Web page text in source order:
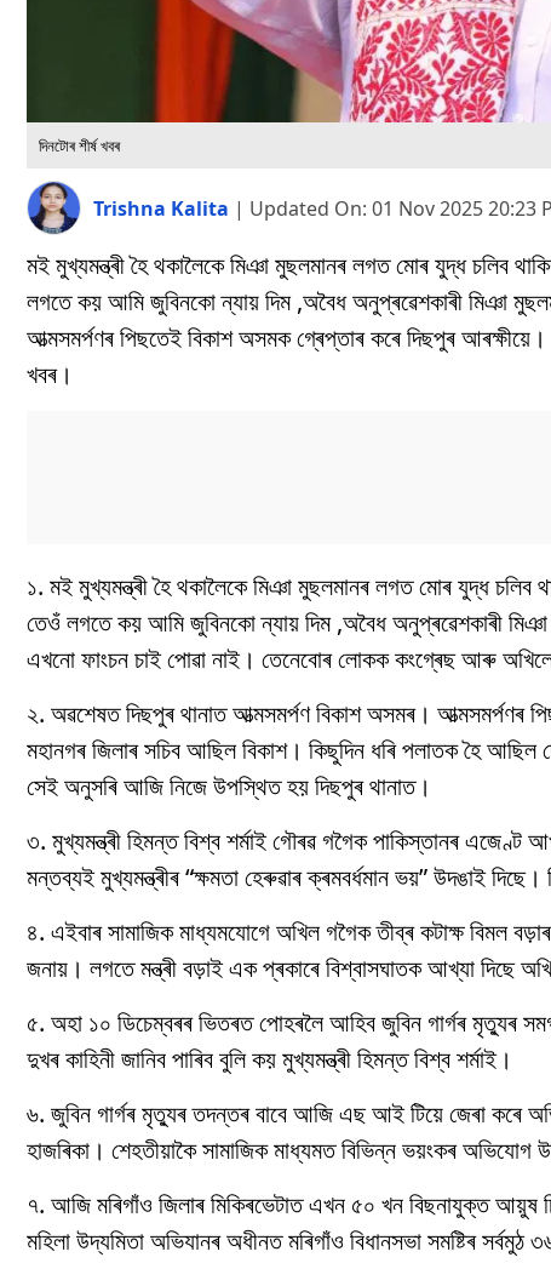
দিনটোৰ শীৰ্ষ খবৰ
Trishna Kalita | Updated On: 01 Nov 2025 20:23
মই মুখ্যমন্ত্ৰী হৈ থকালৈকে মিঞা মুছলমানৰ লগত মোৰ যুদ্ধ চলিব
লগতে কয় আমি জুবিনকো ন্যায় দিম ,অবৈধ অনুপ্ৰৱেশকাৰী মিঞা
আত্মসমৰ্পণৰ পিছতেই বিকাশ অসমক গ্ৰেপ্তাৰ কৰে দিছপুৰ
খবৰ।
১. মই মুখ্যমন্ত্ৰী হৈ থকালৈকে মিঞা মুছলমানৰ লগত মোৰ যুদ্ধ চলিব
তেওঁ লগতে কয় আমি জুবিনকো ন্যায় দিম ,অবৈধ অনুপ্ৰৱেশকাৰী মিঞা
এখনো ফাংচন চাই পোৱা নাই। তেনেবোৰ লোকক কংগ্ৰেছ আৰু অখিলে
২. অৱশেষত দিছপুৰ থানাত আত্মসমৰ্পণ বিকাশ অসমৰ। আত্মসমৰ্পণৰ
মহানগৰ জিলাৰ সচিব আছিল বিকাশ। কিছুদিন ধৰি পলাতক হৈ
সেই অনুসৰি আজি নিজে উপস্থিত হয় দিছপুৰ থানাত।
৩. মুখ্যমন্ত্ৰী হিমন্ত বিশ্ব শৰ্মাই গৌৰৱ গগৈক পাকিস্তানৰ এজেণ্ট
মন্তব্যই মুখ্যমন্ত্ৰীৰ “ক্ষমতা হেৰুৱাৰ ক্ৰমবৰ্ধমান ভয়” উদঙাই
৪. এইবাৰ সামাজিক মাধ্যমযোগে অখিল গগৈক তীব্ৰ কটাক্ষ বিমল
জনায়। লগতে মন্ত্ৰী বড়াই এক প্ৰকাৰে বিশ্বাসঘাতক আখ্যা দিছে
৫. অহা ১০ ডিচেম্বৰৰ ভিতৰত পোহৰলৈ আহিব জুবিন গাৰ্গৰ মৃত্যুৰ
দুখৰ কাহিনী জানিব পাৰিব বুলি কয় মুখ্যমন্ত্ৰী হিমন্ত বিশ্ব শৰ্মাই।
৬. জুবিন গাৰ্গৰ মৃত্যুৰ তদন্তৰ বাবে আজি এছ আই টিয়ে জেৰা কৰে
হাজৰিকা। শেহতীয়াকৈ সামাজিক মাধ্যমত বিভিন্ন ভয়ংকৰ অভিযোগ
৭. আজি মৰিগাঁও জিলাৰ মিকিৰভেটাত এখন ৫০ খন বিছনাযুক্ত আয়ুষ
মহিলা উদ্যমিতা অভিযানৰ অধীনত মৰিগাঁও বিধানসভা সমষ্টিৰ সৰ্বমুঠ